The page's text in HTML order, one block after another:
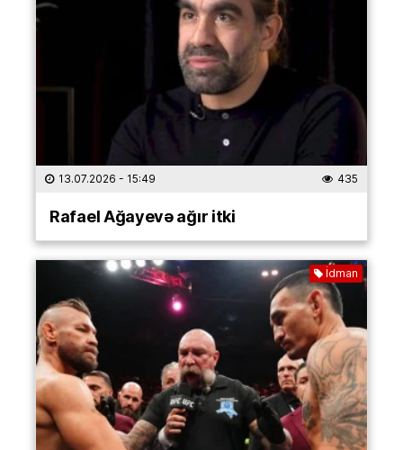
13.07.2026 - 15:49 435
Rafael Ağayevə ağır itki
İdman